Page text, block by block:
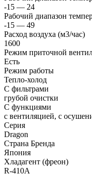
-15 — 24
Рабочий диапазон
-15 — 49
Расход воздуха (м3/час)
1600
Режим приточной
Есть
Режим работы
Тепло-холод
С фильтрами
грубой очистки
С функциями
с вентиляцией, с
Серия
Dragon
Страна Бренда
Япония
Хладагент (фреон)
R-410A